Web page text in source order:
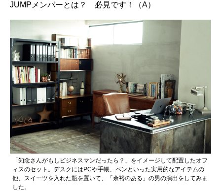
JUMPメンバーとは？ 必見です！（A）
「知念さんがもしビジネスマンだったら？」をイメージして配置したオフ
ィスのセット。デスクにはPCや手帳、ペンといった実用的なアイテムの
他、スイーツを入れた瓶を置いて、「余裕のある」の男の演出をしてみま
した。